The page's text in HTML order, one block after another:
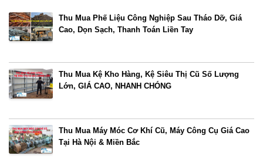
Thu Mua Phế Liệu Công Nghiệp Sau Tháo Dỡ, Giá
Cao, Dọn Sạch, Thanh Toán Liền Tay
Thu Mua Kệ Kho Hàng, Kệ Siêu Thị Cũ Số Lượng
Lớn, GIÁ CAO, NHANH CHÓNG
Thu Mua Máy Móc Cơ Khí Cũ, Máy Công Cụ Giá Cao
Tại Hà Nội & Miền Bắc